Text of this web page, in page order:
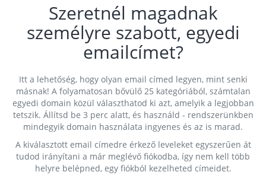
Szeretnél magadnak
személyre szabott, egyedi
emailcímet?
Itt a lehetőség, hogy olyan email címed legyen, mint senki
másnak! A folyamatosan bővülő 25 kategóriából, számtalan
egyedi domain közül választhatod ki azt, amelyik a legjobban
tetszik. Állítsd be 3 perc alatt, és használd - rendszerünkben
mindegyik domain használata ingyenes és az is marad.
A kiválasztott email címedre érkező leveleket egyszerűen át
tudod irányítani a már meglévő fiókodba, így nem kell több
helyre belépned, egy fiókból kezelheted címeidet.